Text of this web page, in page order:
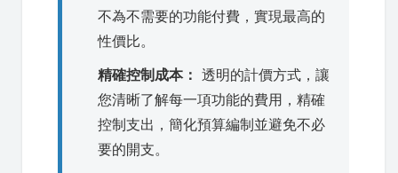
不為不需要的功能付費，實現最高的
性價比。
精確控制成本： 透明的計價方式，讓
您清晰了解每一項功能的費用，精確
控制支出，簡化預算編制並避免不必
要的開支。